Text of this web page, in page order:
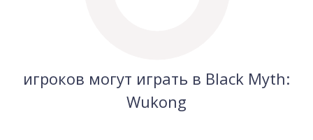
игроков могут играть в Black Myth:
Wukong